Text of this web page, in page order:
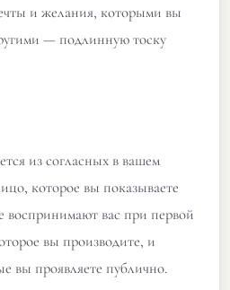
и желания, которыми вы
— подлинную тоску
из согласных в вашем
которое вы показываете
воспринимают вас при первой
вы производите, и
вы проявляете публично.